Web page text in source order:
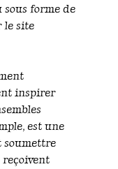
forme de
le site
inspirer
est une
soumettre
reçoivent